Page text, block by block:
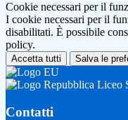
Cookie necessari per il
I cookie necessari per il
disabilitati. È possibile
policy.
Accetta tutti Salva le
Liceo
Contatti